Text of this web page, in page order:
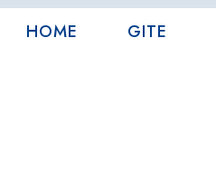
HOME GITE